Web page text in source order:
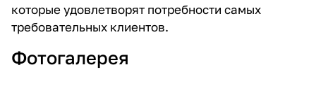
которые удовлетворят потребности самых
требовательных клиентов.
Фотогалерея